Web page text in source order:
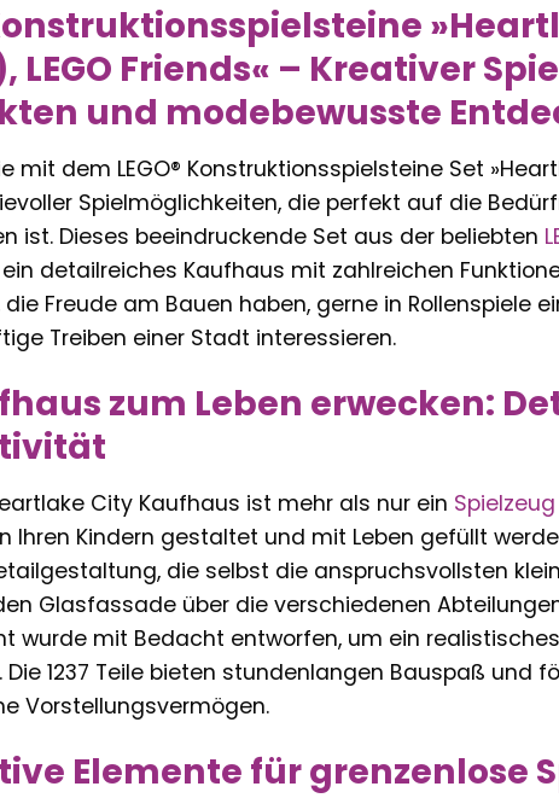
LEGO Friends« – Kreativer
und modebewusste
mit dem LEGO® Konstruktionsspielsteine Set
Spielmöglichkeiten, die perfekt auf die
ist. Dieses beeindruckende Set aus der beliebten
detailreiches Kaufhaus mit zahlreichen
Freude am Bauen haben, gerne in Rollenspiele
Treiben einer Stadt interessieren.
zum Leben erwecken:
City Kaufhaus ist mehr als nur ein Spielzeug
Ihren Kindern gestaltet und mit Leben gefüllt
die selbst die anspruchsvollsten
Glasfassade über die verschiedenen
wurde mit Bedacht entworfen, um ein
Die 1237 Teile bieten stundenlangen Bauspaß und
Vorstellungsvermögen.
Elemente für grenzenlose